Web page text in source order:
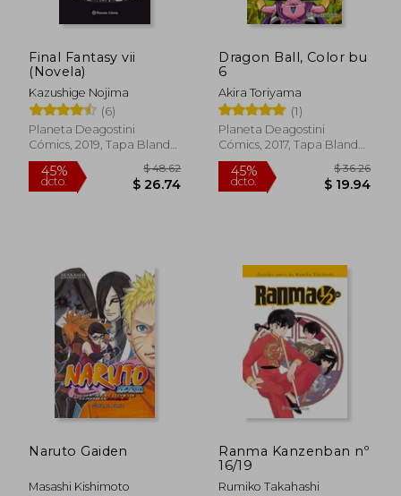
45%
dcto. $ 16.62
45%
dcto.
Final Fantasy vii
(Novela)
Kazushige Nojima
(6)
Planeta Deagostini
Cómics, 2019, Tapa Blanda,
Nuevo
Dragon Ball, Color bu
6
Akira Toriyama
(1)
Planeta Deagostini
Cómics, 2017, Tapa Blanda,
Nuevo
Naruto Gaiden
Masashi Kishimoto
Ranma Kanzenban nº
16/19
Rumiko Takahashi